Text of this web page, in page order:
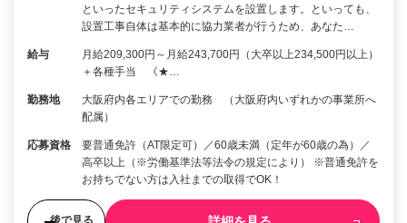
といったセキュリティシステムを設置します。といっても、
設置工事自体は基本的に協力業者が行うため、あなた…
給与
月給209,300円～月給243,700円（大卒以上234,500円以上）
＋各種手当 《★…
勤務地
大阪府内各エリアでの勤務 （大阪府内いずれかの事業所へ
配属）
応募資格
要普通免許（AT限定可）／60歳未満（定年が60歳の為）／
高卒以上（※労働基準法等法令の規定により） ※普通免許を
お持ちでない方は入社までの取得でOK！